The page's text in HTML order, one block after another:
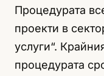
Процедурата
проекти в
услуги“.
процедурата